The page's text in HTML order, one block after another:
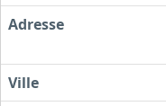
Adresse
Ville